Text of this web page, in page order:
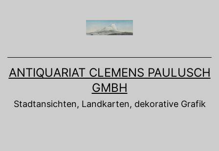
ANTIQUARIAT CLEMENS PAULUSCH
GMBH
Stadtansichten, Landkarten, dekorative Grafik